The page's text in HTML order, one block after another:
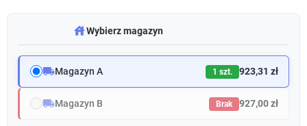
warehouseWybierz magazyn
local_shippingMagazyn A 1 szt. 923,31 zł
local_shippingMagazyn B Brak 927,00 zł